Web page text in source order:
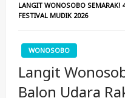
LANGIT WONOSOBO SEMARAK!
FESTIVAL MUDIK 2026
WONOSOBO
Langit
Balon Udara